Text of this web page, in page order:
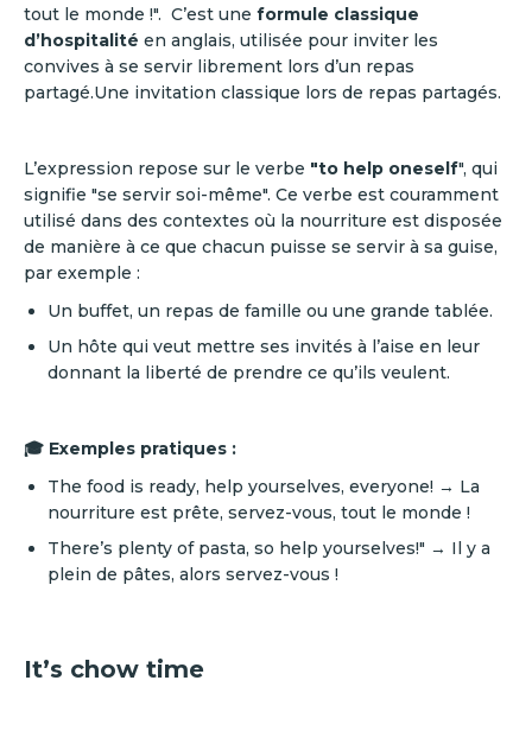
tout le monde !". C’est une formule classique
d’hospitalité en anglais, utilisée pour inviter les
convives à se servir librement lors d’un repas
partagé.Une invitation classique lors de repas partagés.
L’expression repose sur le verbe "to help oneself", qui
signifie "se servir soi-même". Ce verbe est couramment
utilisé dans des contextes où la nourriture est disposée
de manière à ce que chacun puisse se servir à sa guise,
par exemple :
Un buffet, un repas de famille ou une grande tablée.
Un hôte qui veut mettre ses invités à l’aise en leur
donnant la liberté de prendre ce qu’ils veulent.
🎓 Exemples pratiques :
The food is ready, help yourselves, everyone! → La
nourriture est prête, servez-vous, tout le monde !
There’s plenty of pasta, so help yourselves!" → Il y a
plein de pâtes, alors servez-vous !
It’s chow time